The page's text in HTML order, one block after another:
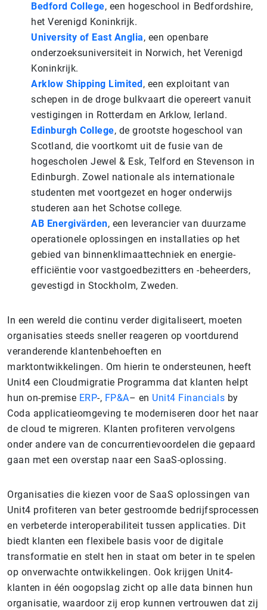
Bedford College, een hogeschool in Bedfordshire,
het Verenigd Koninkrijk.
University of East Anglia, een openbare
onderzoeksuniversiteit in Norwich, het Verenigd
Koninkrijk.
Arklow Shipping Limited, een exploitant van
schepen in de droge bulkvaart die opereert vanuit
vestigingen in Rotterdam en Arklow, Ierland.
Edinburgh College, de grootste hogeschool van
Scotland, die voortkomt uit de fusie van de
hogescholen Jewel & Esk, Telford en Stevenson in
Edinburgh. Zowel nationale als internationale
studenten met voortgezet en hoger onderwijs
studeren aan het Schotse college.
AB Energivärden, een leverancier van duurzame
operationele oplossingen en installaties op het
gebied van binnenklimaattechniek en energie-
efficiëntie voor vastgoedbezitters en -beheerders,
gevestigd in Stockholm, Zweden.
In een wereld die continu verder digitaliseert, moeten
organisaties steeds sneller reageren op voortdurend
veranderende klantenbehoeften en
marktontwikkelingen. Om hierin te ondersteunen, heeft
Unit4 een Cloudmigratie Programma dat klanten helpt
hun on-premise ERP-, FP&A– en Unit4 Financials by
Coda applicatieomgeving te moderniseren door het naar
de cloud te migreren. Klanten profiteren vervolgens
onder andere van de concurrentievoordelen die gepaard
gaan met een overstap naar een SaaS-oplossing.
Organisaties die kiezen voor de SaaS oplossingen van
Unit4 profiteren van beter gestroomde bedrijfsprocessen
en verbeterde interoperabiliteit tussen applicaties. Dit
biedt klanten een flexibele basis voor de digitale
transformatie en stelt hen in staat om beter in te spelen
op onverwachte ontwikkelingen. Ook krijgen Unit4-
klanten in één oogopslag zicht op alle data binnen hun
organisatie, waardoor zij erop kunnen vertrouwen dat zij